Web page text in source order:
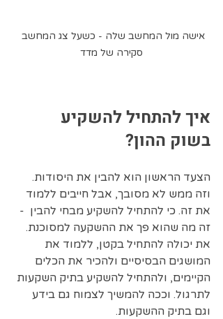
אישה מול המחשב שלה - כשעל צג המחשב
סקירה של מדד
איך להתחיל להשקיע
בשוק ההון?
הצעד הראשון הוא להבין את היסודות.
וזה ממש לא מסובך, אבל חייבים ללמוד
את זה. כי להתחיל להשקיע מבחי להבין  -
זה מה שהוא פך את ההשקעה למסוכנת.
את יכולה להתחיל בקטן, ללמוד את
המושגים הבסיסיים ולהכיר את הכלים
הקיימים, ולהתחיל להשקיע בתיק השקעות
לתרגול. וככה להמשיך לצמוח גם בידע
וגם בתיק ההשקעות.